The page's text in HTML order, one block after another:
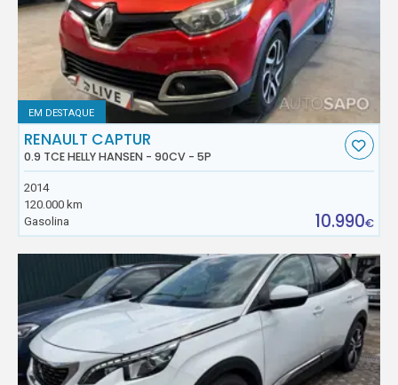
EM DESTAQUE
RENAULT CAPTUR
0.9 TCE HELLY HANSEN - 90CV - 5P
2014
120.000 km
Gasolina
10.990€